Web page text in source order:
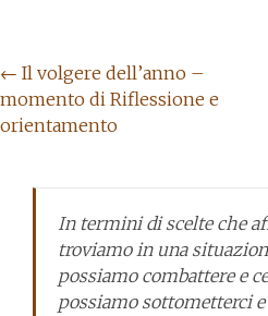
← Il volgere dell’anno –
momento di Riflessione e
orientamento
In termini di scelte che
troviamo in una
possiamo combattere e
possiamo sottometterci